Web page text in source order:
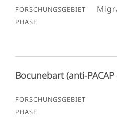
Bocunebart (anti-PACAP